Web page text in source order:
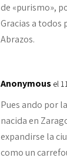
de «purismo»,
Gracias a todos
Abrazos.
Anonymous el
Pues ando por
nacida en
expandirse la
como un